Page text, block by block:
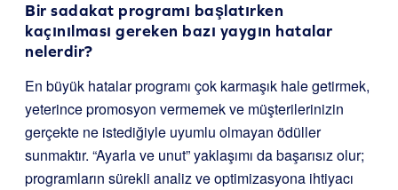
Bir sadakat programı başlatırken
kaçınılması gereken bazı yaygın hatalar
nelerdir?
En büyük hatalar programı çok karmaşık hale getirmek,
yeterince promosyon vermemek ve müşterilerinizin
gerçekte ne istediğiyle uyumlu olmayan ödüller
sunmaktır. “Ayarla ve unut” yaklaşımı da başarısız olur;
programların sürekli analiz ve optimizasyona ihtiyacı